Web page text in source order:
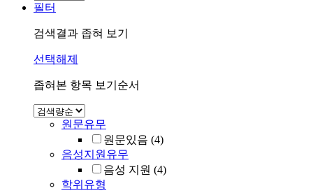
필터
검색결과 좁혀 보기
선택해제
좁혀본 항목 보기순서
원문유무
원문있음 (4)
음성지원유무
음성 지원 (4)
학위유형